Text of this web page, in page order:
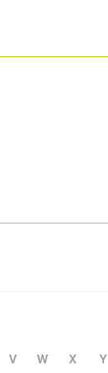
V W X Y